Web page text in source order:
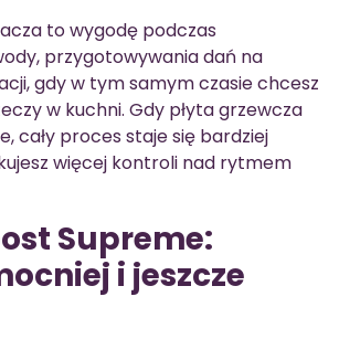
to wygodę podczas
przygotowywania dań na
gdy w tym samym czasie chcesz
w kuchni. Gdy płyta grzewcza
cały proces staje się bardziej
więcej kontroli nad rytmem
Supreme:
i jeszcze